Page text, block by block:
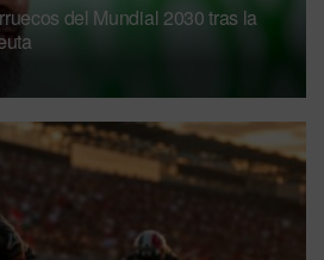
del Mundial 2030 tras la